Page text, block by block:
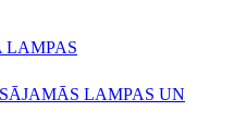
LAMPAS
LAMPAS UN